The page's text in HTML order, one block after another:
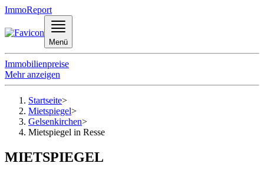
ImmoReport
Menü
Immobilienpreise
Mehr anzeigen
Startseite>
Mietspiegel>
Gelsenkirchen>
Mietspiegel in Resse
MIETSPIEGEL